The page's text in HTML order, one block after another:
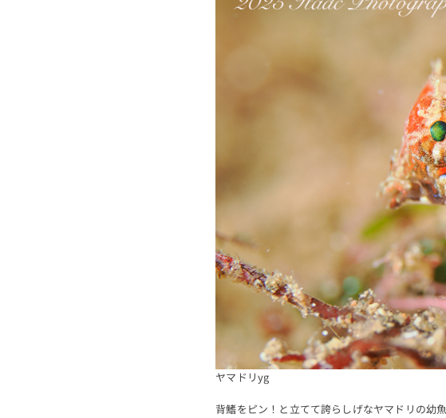
ヤマドリyg
背鰭をピン！と立てて誇らしげなヤマドリの幼魚